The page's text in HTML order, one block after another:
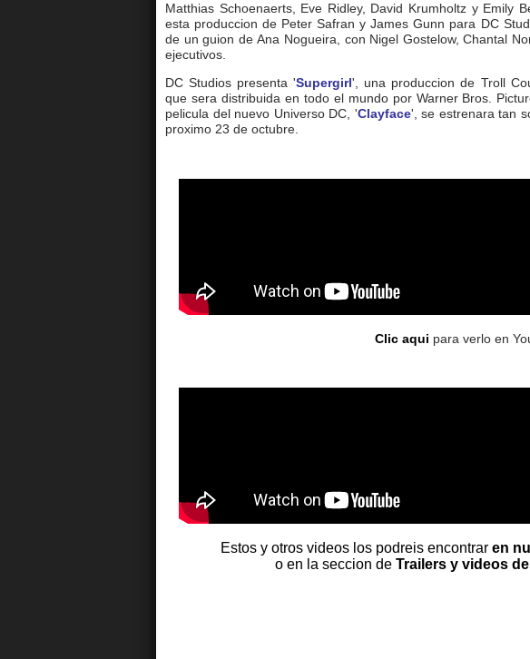
Matthias Schoenaerts, Eve Ridley, David Krumholtz y Emily
esta produccion de Peter Safran y James Gunn para DC
de un guion de Ana Nogueira, con Nigel Gostelow, Chantal
ejecutivos.
DC Studios presenta 'Supergirl', una produccion de Troll
que sera distribuida en todo el mundo por Warner Bros.
pelicula del nuevo Universo DC, 'Clayface', se estrenara tan
proximo 23 de octubre.
Clic aqui para verlo en
Estos y otros videos los podreis encontrar en
o en la seccion de Trailers y videos